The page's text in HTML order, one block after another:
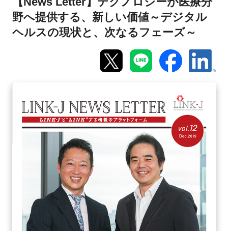
お問い合わせ
イベント
インタビュー・コラム
ニュース・掲示板
LINK-Jを知る
野へ提供する、新しい価値～デジタル
ヘルスの現状と、次なるフェーズ～